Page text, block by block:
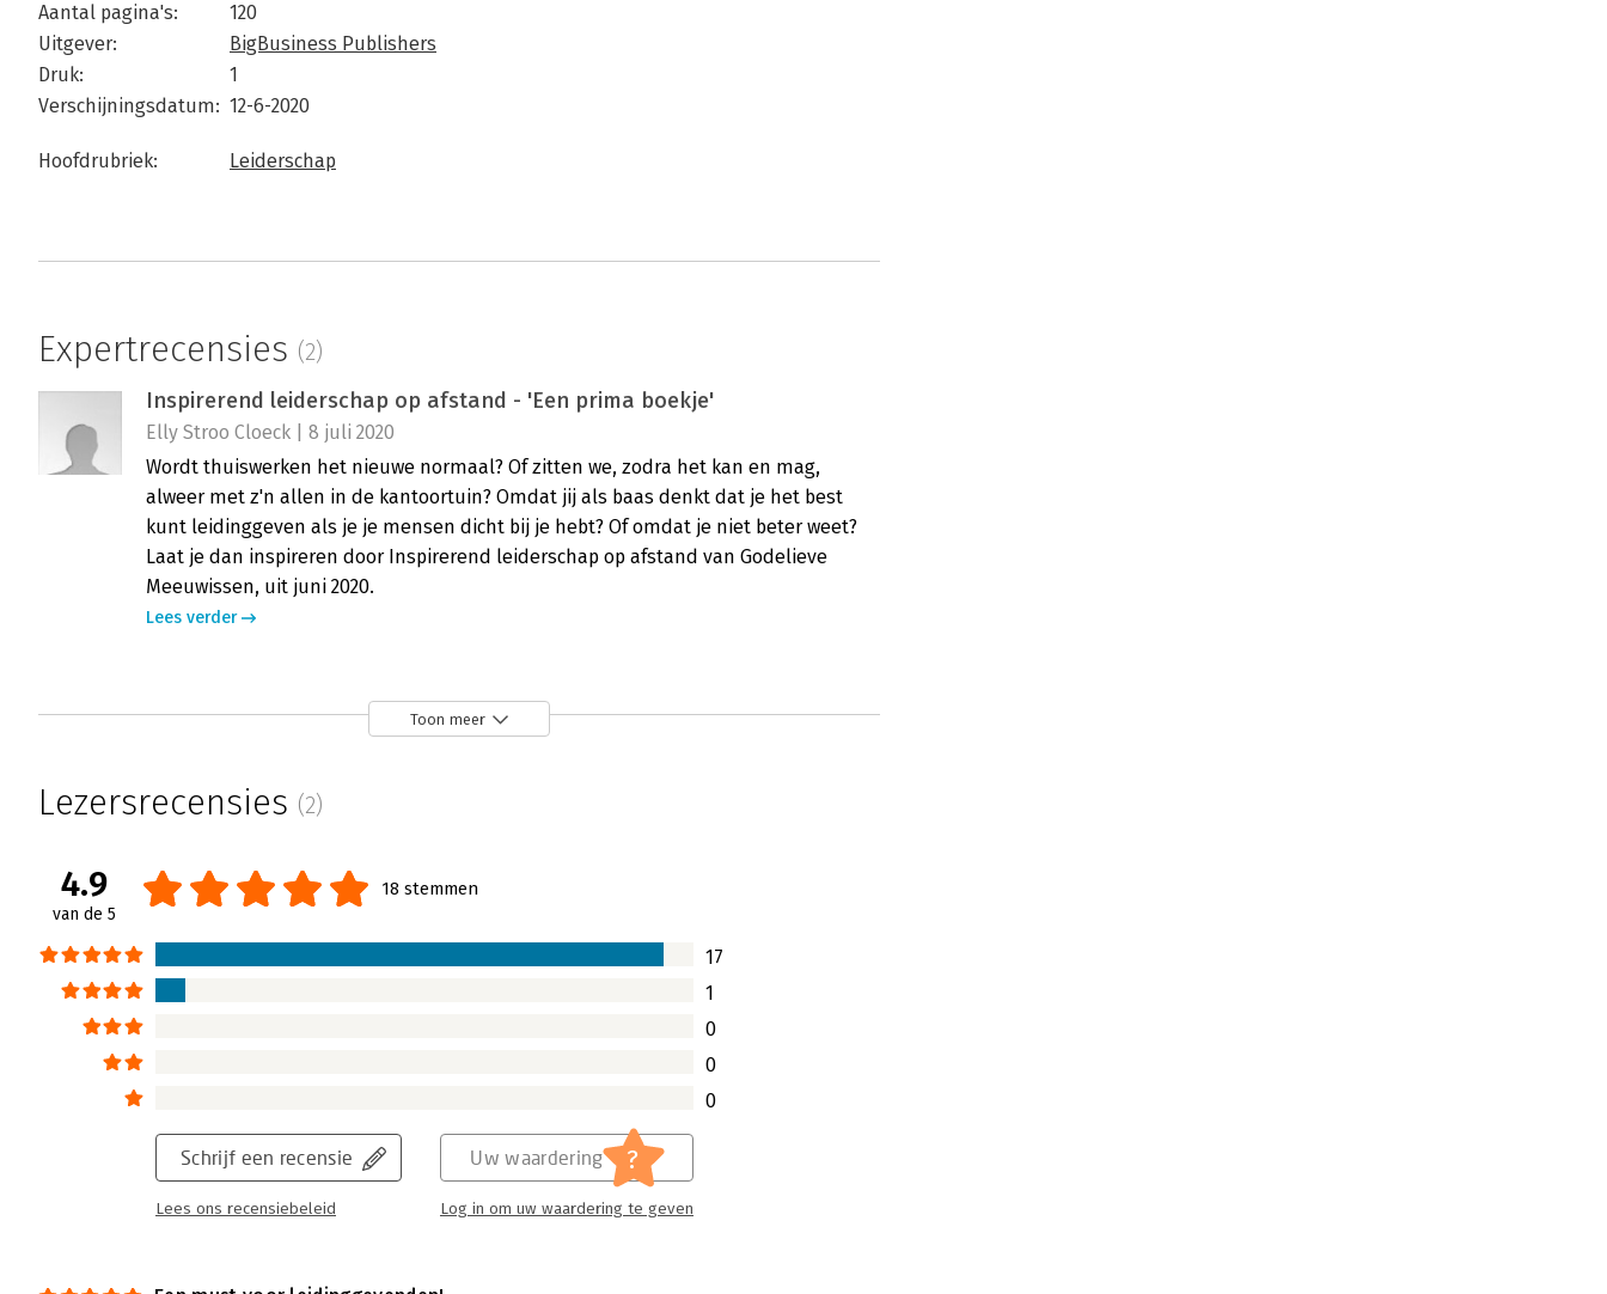
Aantal pagina's:
120
Uitgever:
BigBusiness Publishers
Druk:
1
Verschijningsdatum: 12-6-2020
Hoofdrubriek: Leiderschap
Expertrecensies (2)
Inspirerend leiderschap op afstand - 'Een prima boekje'
Elly Stroo Cloeck | 8 juli 2020
Wordt thuiswerken het nieuwe normaal? Of zitten we, zodra het kan en mag,
alweer met z'n allen in de kantoortuin? Omdat jij als baas denkt dat je het best
kunt leidinggeven als je je mensen dicht bij je hebt? Of omdat je niet beter weet?
Laat je dan inspireren door Inspirerend leiderschap op afstand van Godelieve
Meeuwissen, uit juni 2020.
Lees verder
Zin houden in je werk - 'Eerder herkennen en tijdig ingrijpen'
laat Godelieve Meeuwissen ons zien hoe talenten en valkuilen ons werkplezier
leidinggevende - het kunnen voorkomen?
Lees verder
Toon meer
Lezersrecensies (2)
4.9
van de 5
18 stemmen
17
1
0
0
0
Schrijf een recensie
Lees ons recensiebeleid
Uw waardering ?
Log in om uw waardering te geven